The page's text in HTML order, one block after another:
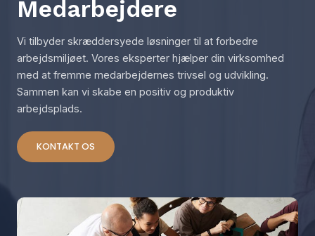
Medarbejdere
Vi tilbyder skræddersyede løsninger til at forbedre
arbejdsmiljøet. Vores eksperter hjælper din virksomhed
med at fremme medarbejdernes trivsel og udvikling.
Sammen kan vi skabe en positiv og produktiv
arbejdsplads.
KONTAKT OS